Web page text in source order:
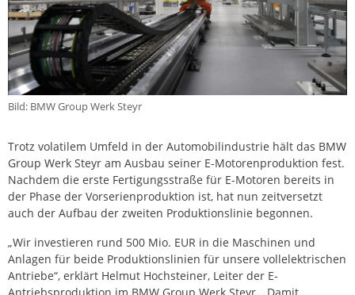
Bild: BMW Group Werk Steyr
Trotz volatilem Umfeld in der Automobilindustrie hält das BMW
Group Werk Steyr am Ausbau seiner E-Motorenproduktion fest.
Nachdem die erste Fertigungsstraße für E-Motoren bereits in
der Phase der Vorserienproduktion ist, hat nun zeitversetzt
auch der Aufbau der zweiten Produktionslinie begonnen.
„Wir investieren rund 500 Mio. EUR in die Maschinen und
Anlagen für beide Produktionslinien für unsere vollelektrischen
Antriebe“, erklärt Helmut Hochsteiner, Leiter der E-